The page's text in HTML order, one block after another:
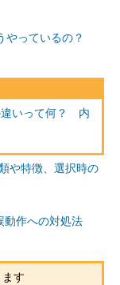
やっているの？
違いって何？ 内
や特徴、選択時の
動作への対処法
す